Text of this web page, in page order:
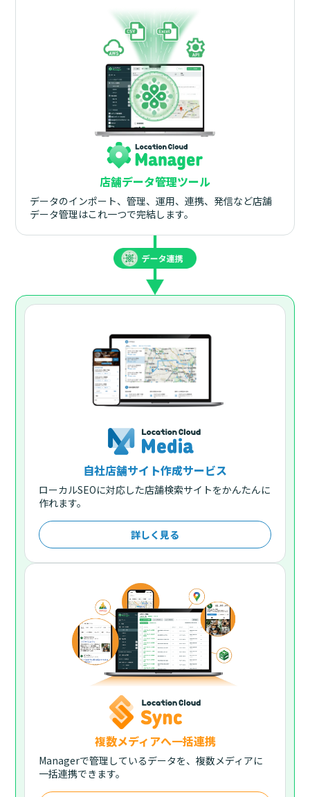
店舗データ管理ツール
データのインポート、管理、運用、連携、発信など店舗
データ管理はこれ一つで完結します。
自社店舗サイト作成サービス
ローカルSEOに対応した店舗検索サイトをかんたんに
作れます。
詳しく見る
複数メディアへ一括連携
Managerで管理しているデータを、複数メディアに
一括連携できます。